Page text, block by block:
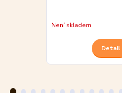
Není skladem
Detail